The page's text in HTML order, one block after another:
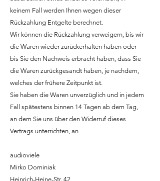
keinem Fall werden Ihnen wegen dieser
Rückzahlung Entgelte berechnet.
Wir können die Rückzahlung verweigern, bis wir
die Waren wieder zurückerhalten haben oder
bis Sie den Nachweis erbracht haben, dass Sie
die Waren zurückgesandt haben, je nachdem,
welches der frühere Zeitpunkt ist.
Sie haben die Waren unverzüglich und in jedem
Fall spätestens binnen 14 Tagen ab dem Tag,
an dem Sie uns über den Widerruf dieses
Vertrags unterrichten, an
audioviele
Mirko Dominiak
Heinrich-Heine-Str. 42